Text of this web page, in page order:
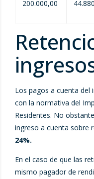
200.000,00 44.880
Los pagos a cuenta del
con la normativa del
Residentes. No
ingreso a cuenta sobre
24%.
En el caso de que las
mismo pagador de